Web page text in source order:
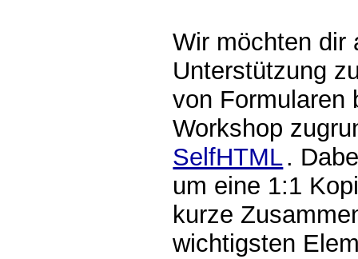
Wir möchten dir
Unterstützung
von Formularen
Workshop
SelfHTML.
um eine 1:1
kurze
wichtigsten